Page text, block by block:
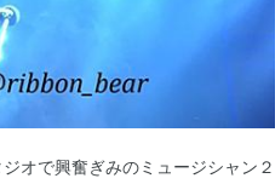
オで興奮ぎみのミュージシャン２